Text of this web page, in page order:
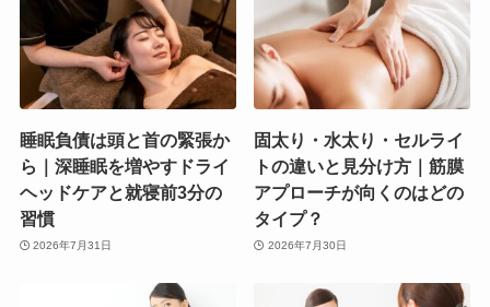
睡眠負債は頭と首の緊張か
ら｜深睡眠を増やすドライ
ヘッドケアと就寝前3分の
習慣
2026年7月31日
固太り・水太り・セルライ
トの違いと見分け方｜筋膜
アプローチが向くのはどの
タイプ？
2026年7月30日